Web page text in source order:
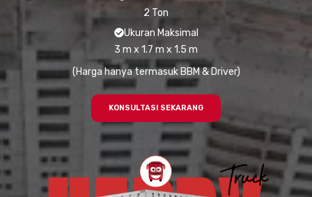
2 Ton
Ukuran Maksimal
3 m x 1.7 m x 1.5 m
(Harga hanya termasuk BBM & Driver)
KONSULTASI SEKARANG